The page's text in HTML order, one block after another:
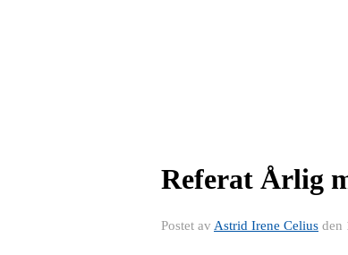
Referat Årlig
Postet av Astrid Irene Celius den